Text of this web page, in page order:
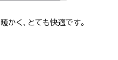
かく、とても快適です。